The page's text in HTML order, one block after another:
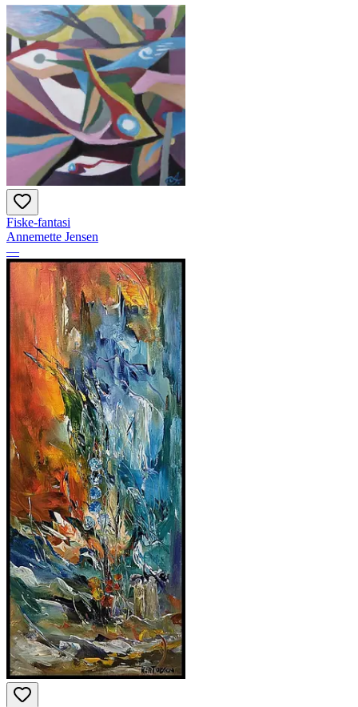
Fiske-fantasi
Annemette Jensen
—